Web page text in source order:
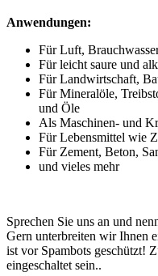
Anwendungen:
Für Luft,
Für leicht saure und
Für Landwirtschaft,
Für Mineralöle,
und Öle
Als Maschinen- und
Für Lebensmittel wie
Für Zement, Beton,
und vieles mehr
Sprechen Sie uns an und
Gern unterbreiten wir Ihnen
ist vor Spambots geschützt!
eingeschaltet sein..